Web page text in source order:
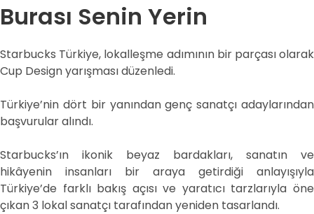
Burası Senin Yerin
Starbucks Türkiye, lokalleşme adımının bir parçası olarak
Cup Design yarışması düzenledi.
Türkiye’nin dört bir yanından genç sanatçı adaylarından
başvurular alındı.
Starbucks’ın ikonik beyaz bardakları, sanatın ve
hikâyenin insanları bir araya getirdiği anlayışıyla
Türkiye’de farklı bakış açısı ve yaratıcı tarzlarıyla öne
çıkan 3 lokal sanatçı tarafından yeniden tasarlandı.